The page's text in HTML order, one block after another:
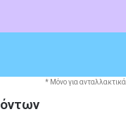
* Μόνο για ανταλλακτικά